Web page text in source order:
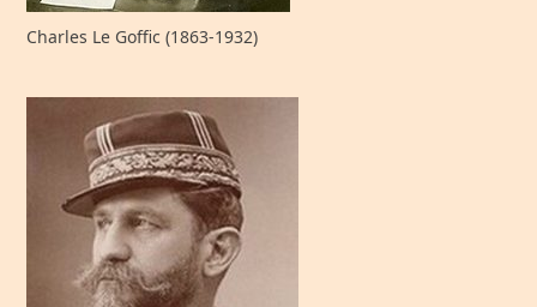
Charles Le Goffic (1863-1932)